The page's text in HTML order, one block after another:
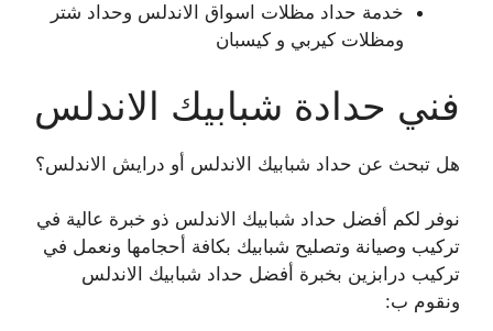
خدمة حداد مظلات اسواق الاندلس وحداد شتر
ومظلات كيربي و كيسبان
فني حدادة شبابيك الاندلس
هل تبحث عن حداد شبابيك الاندلس أو درايش الاندلس؟
نوفر لكم أفضل حداد شبابيك الاندلس ذو خبرة عالية في
تركيب وصيانة وتصليح شبابيك بكافة أحجامها ونعمل في
تركيب درابزين بخبرة أفضل حداد شبابيك الاندلس
ونقوم ب: